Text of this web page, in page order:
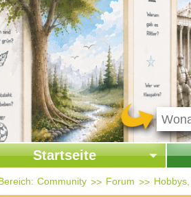
Startseite
Community Forum